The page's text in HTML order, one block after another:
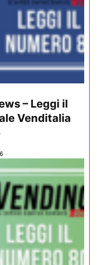
– Leggi il
Venditalia